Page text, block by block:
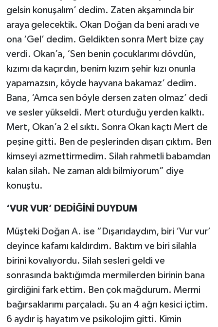
gelsin konuşalım’ dedim. Zaten akşamında bir
araya gelecektik. Okan Doğan da beni aradı ve
ona ‘Gel’ dedim. Geldikten sonra Mert bize çay
verdi. Okan’a, ‘Sen benin çocuklarımı dövdün,
kızımı da kaçırdın, benim kızım şehir kızı onunla
yapamazsın, köyde hayvana bakamaz’ dedim.
Bana, ‘Amca sen böyle dersen zaten olmaz’ dedi
ve sesler yükseldi. Mert oturduğu yerden kalktı.
Mert, Okan’a 2 el sıktı. Sonra Okan kaçtı Mert de
peşine gitti. Ben de peşlerinden dışarı çıktım. Ben
kimseyi azmettirmedim. Silah rahmetli babamdan
kalan silah. Ne zaman aldı bilmiyorum” diye
konuştu.
‘VUR VUR’ DEDİĞİNİ DUYDUM
Müşteki Doğan A. ise “Dışarıdaydım, biri ‘Vur vur’
deyince kafamı kaldırdım. Baktım ve biri silahla
birini kovalıyordu. Silah sesleri geldi ve
sonrasında baktığımda mermilerden birinin bana
girdiğini fark ettim. Ben çok mağdurum. Mermi
bağırsaklarımı parçaladı. Şu an 4 ağrı kesici içtim.
6 aydır iş hayatım ve psikolojim gitti. Kimin